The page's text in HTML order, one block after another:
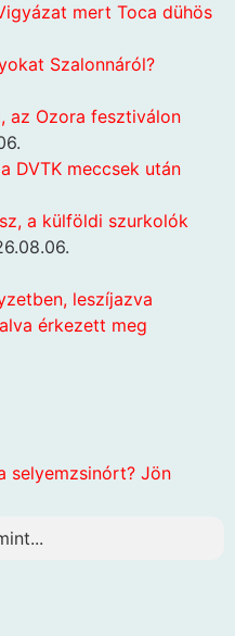
mert Toca dühös
Szalonnáról?
az Ozora fesztiválon
DVTK meccsek után
a külföldi szurkolók
leszíjazva
érkezett meg
selyemzsinórt? Jön